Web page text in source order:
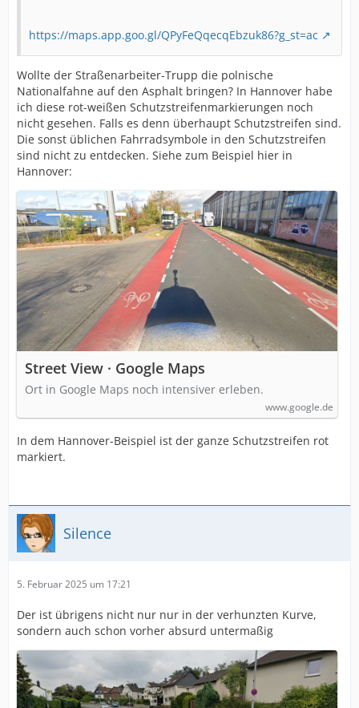
https://maps.app.goo.gl/QPyFeQqecqEbzuk86?g_st=ac
Wollte der Straßenarbeiter-Trupp die polnische
Nationalfahne auf den Asphalt bringen? In Hannover habe
ich diese rot-weißen Schutzstreifenmarkierungen noch
nicht gesehen. Falls es denn überhaupt Schutzstreifen sind.
Die sonst üblichen Fahrradsymbole in den Schutzstreifen
sind nicht zu entdecken. Siehe zum Beispiel hier in
Hannover:
Street View · Google Maps
Ort in Google Maps noch intensiver erleben.
www.google.de
In dem Hannover-Beispiel ist der ganze Schutzstreifen rot
markiert.
Silence
5. Februar 2025 um 17:21
Der ist übrigens nicht nur nur in der verhunzten Kurve,
sondern auch schon vorher absurd untermaßig